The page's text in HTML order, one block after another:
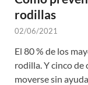
rodillas
02/06/2021
El 80 % de los
rodilla. Y cinco de
moverse sin